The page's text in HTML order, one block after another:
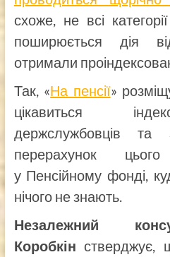
схоже, не всі
поширюється дія
отримали
Так, «На пенсії»
цікавиться
держслужбовців
перерахунок
у Пенсійному фонді,
нічого не знають.
Незалежний
Коробкін стверджує,